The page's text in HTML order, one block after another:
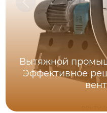
Вытяжной
Эффективное